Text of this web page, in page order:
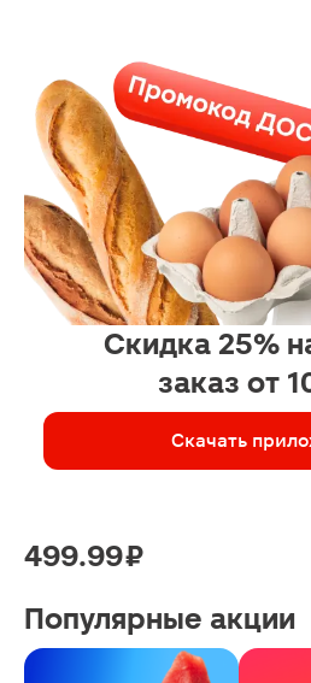
Скидка 25%
заказ от
Скачать
499.99 ₽
Популярные акции